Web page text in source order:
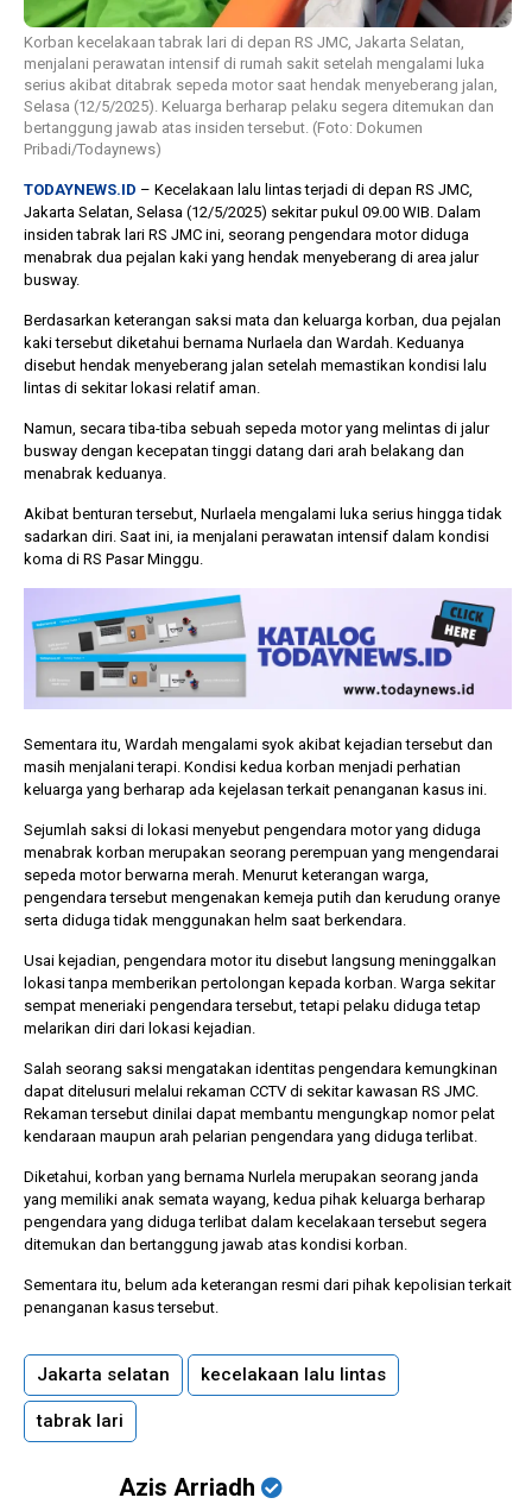
Korban kecelakaan tabrak lari di depan RS JMC, Jakarta Selatan,
menjalani perawatan intensif di rumah sakit setelah mengalami luka
serius akibat ditabrak sepeda motor saat hendak menyeberang jalan,
Selasa (12/5/2025). Keluarga berharap pelaku segera ditemukan dan
bertanggung jawab atas insiden tersebut. (Foto: Dokumen
Pribadi/Todaynews)
TODAYNEWS.ID – Kecelakaan lalu lintas terjadi di depan RS JMC,
Jakarta Selatan, Selasa (12/5/2025) sekitar pukul 09.00 WIB. Dalam
insiden tabrak lari RS JMC ini, seorang pengendara motor diduga
menabrak dua pejalan kaki yang hendak menyeberang di area jalur
busway.
Berdasarkan keterangan saksi mata dan keluarga korban, dua pejalan
kaki tersebut diketahui bernama Nurlaela dan Wardah. Keduanya
disebut hendak menyeberang jalan setelah memastikan kondisi lalu
lintas di sekitar lokasi relatif aman.
Namun, secara tiba-tiba sebuah sepeda motor yang melintas di jalur
busway dengan kecepatan tinggi datang dari arah belakang dan
menabrak keduanya.
Akibat benturan tersebut, Nurlaela mengalami luka serius hingga tidak
sadarkan diri. Saat ini, ia menjalani perawatan intensif dalam kondisi
koma di RS Pasar Minggu.
Sementara itu, Wardah mengalami syok akibat kejadian tersebut dan
masih menjalani terapi. Kondisi kedua korban menjadi perhatian
keluarga yang berharap ada kejelasan terkait penanganan kasus ini.
Sejumlah saksi di lokasi menyebut pengendara motor yang diduga
menabrak korban merupakan seorang perempuan yang mengendarai
sepeda motor berwarna merah. Menurut keterangan warga,
pengendara tersebut mengenakan kemeja putih dan kerudung oranye
serta diduga tidak menggunakan helm saat berkendara.
Usai kejadian, pengendara motor itu disebut langsung meninggalkan
lokasi tanpa memberikan pertolongan kepada korban. Warga sekitar
sempat meneriaki pengendara tersebut, tetapi pelaku diduga tetap
melarikan diri dari lokasi kejadian.
Salah seorang saksi mengatakan identitas pengendara kemungkinan
dapat ditelusuri melalui rekaman CCTV di sekitar kawasan RS JMC.
Rekaman tersebut dinilai dapat membantu mengungkap nomor pelat
kendaraan maupun arah pelarian pengendara yang diduga terlibat.
Diketahui, korban yang bernama Nurlela merupakan seorang janda
yang memiliki anak semata wayang, kedua pihak keluarga berharap
pengendara yang diduga terlibat dalam kecelakaan tersebut segera
ditemukan dan bertanggung jawab atas kondisi korban.
Sementara itu, belum ada keterangan resmi dari pihak kepolisian terkait
penanganan kasus tersebut.
Jakarta selatan kecelakaan lalu lintas
tabrak lari
Azis Arriadh